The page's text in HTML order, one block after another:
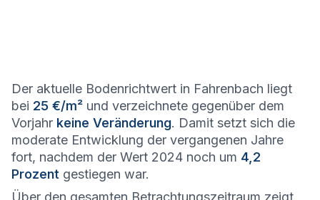
Der aktuelle Bodenrichtwert in Fahrenbach liegt
bei 25 €/m² und verzeichnete gegenüber dem
Vorjahr keine Veränderung. Damit setzt sich die
moderate Entwicklung der vergangenen Jahre
fort, nachdem der Wert 2024 noch um 4,2
Prozent gestiegen war.
Über den gesamten Betrachtungszeitraum zeigt